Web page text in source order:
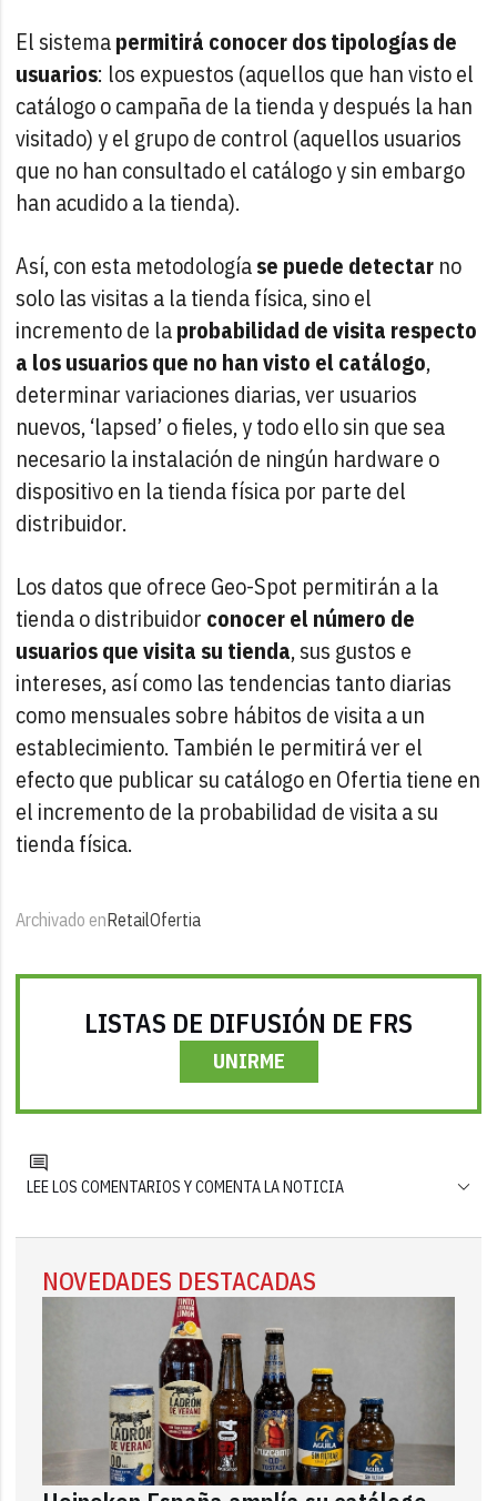
El sistemapermitirá conocer dos tipologías de
usuarios: los expuestos (aquellos que han visto el
catálogo o campaña de la tienda y después la han
visitado) y el grupo de control (aquellos usuarios
que no han consultado el catálogo y sin embargo
han acudido a la tienda).
Así, con esta metodologíase puede detectar no
solo las visitas a la tienda física, sino el
incremento de laprobabilidad de visita respecto
a los usuarios que no han visto el catálogo,
determinar variaciones diarias, ver usuarios
nuevos, ‘lapsed’ o fieles, y todo ello sin que sea
necesario la instalación de ningún hardware o
dispositivo en la tienda física por parte del
distribuidor.
Los datos que ofrece Geo-Spot permitirán a la
tienda o distribuidor conocer el número de
usuarios que visita su tienda, sus gustos e
intereses, así como las tendencias tanto diarias
como mensuales sobre hábitos de visita a un
establecimiento. También le permitirá ver el
efecto que publicar su catálogo en Ofertia tiene en
el incremento de la probabilidad de visita a su
tienda física.
Archivado enRetailOfertia
LISTAS DE DIFUSIÓN DE FRS
UNIRME
LEE LOS COMENTARIOS Y COMENTA LA NOTICIA
NOVEDADES DESTACADAS